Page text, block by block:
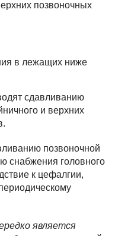
позвоночных
в лежащих ниже
сдавливанию
и верхних
позвоночной
снабжения головного
к цефалгии,
является